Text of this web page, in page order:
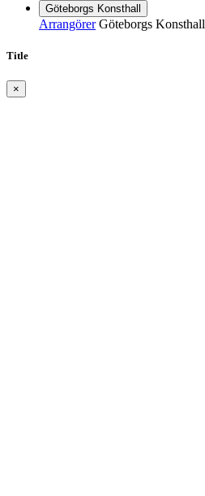
Göteborgs Konsthall
Arrangörer Göteborgs Konsthall
Title
×